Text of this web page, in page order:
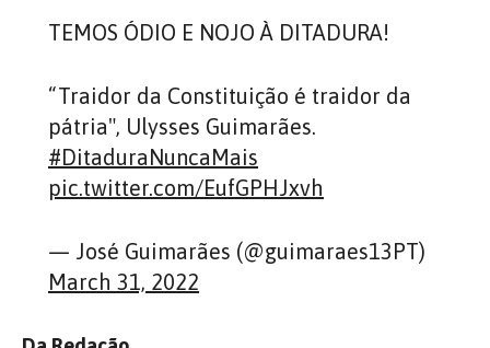
TEMOS ÓDIO E NOJO À DITADURA!
“Traidor da Constituição é traidor da
pátria", Ulysses Guimarães.
#DitaduraNuncaMais
pic.twitter.com/EufGPHJxvh
— José Guimarães (@guimaraes13PT)
March 31, 2022